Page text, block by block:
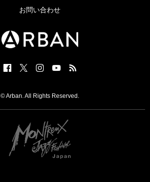
お問い合わせ
© Arban. All Rights Reserved.